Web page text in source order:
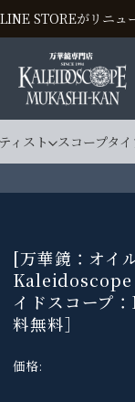
STOREがリニュ
ィスト スコープタ
[万華鏡：オ
Kaleidoscope
イドスコープ
料無料］
価格: